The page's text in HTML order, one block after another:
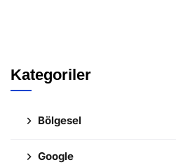
Kategoriler
Bölgesel
Google